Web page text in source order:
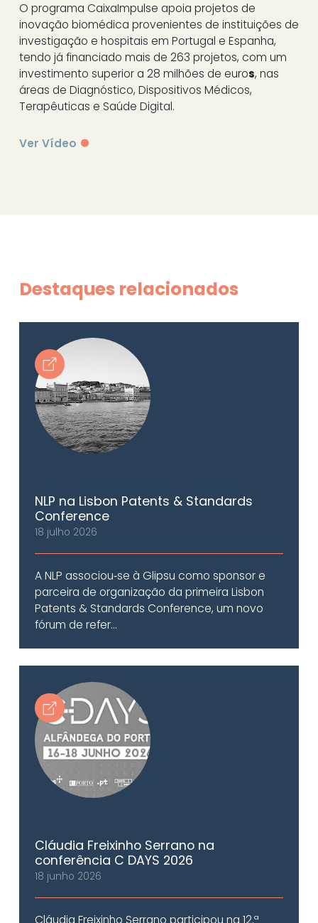
O programa CaixaImpulse apoia projetos de
inovação biomédica provenientes de instituições de
investigação e hospitais em Portugal e Espanha,
tendo já financiado mais de 263 projetos, com um
investimento superior a 28 milhões de euros, nas
áreas de Diagnóstico, Dispositivos Médicos,
Terapêuticas e Saúde Digital.
Ver Vídeo
Destaques relacionados
NLP na Lisbon Patents & Standards
Conference
18 julho 2026
A NLP associou‑se à Glipsu como sponsor e
parceira de organização da primeira Lisbon
Patents & Standards Conference, um novo
fórum de refer...
Cláudia Freixinho Serrano na
conferência C DAYS 2026
18 junho 2026
Cláudia Freixinho Serrano participou na 12.ª